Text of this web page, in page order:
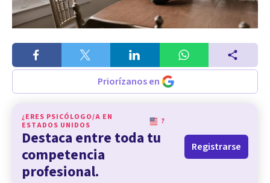
Priorízanos en
¿ERES PSICÓLOGO/A EN
ESTADOS UNIDOS
?
Destaca entre toda tu
competencia
profesional.
Registrarse